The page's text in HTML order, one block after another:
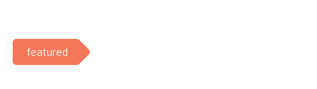
featured